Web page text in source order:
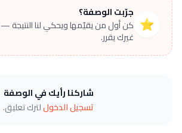
⭐
جرّبت الوصفة؟
كن أول من يقيّمها ويحكي لنا النتيجة
غيرك يقرر.
شاركنا رأيك في الوصفة
تسجيل الدخوللترك تعليق.